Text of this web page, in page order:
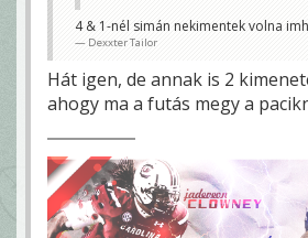
4 & 1-nél simán nekimentek volna
Dexxter Tailor
Hát igen, de annak is 2
ahogy ma a futás megy a